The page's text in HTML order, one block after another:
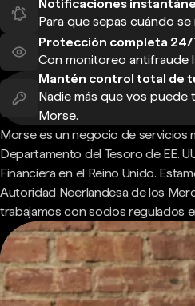
Notificaciones
Para que sepas cuándo
Protección completa
Con monitoreo antifraude
Mantén control total de
Nadie más que vos puede
Morse.
Morse es un negocio de servicios
Departamento del Tesoro de EE.
Financiera en el Reino Unido.
Autoridad Neerlandesa de los
trabajamos con socios regulados